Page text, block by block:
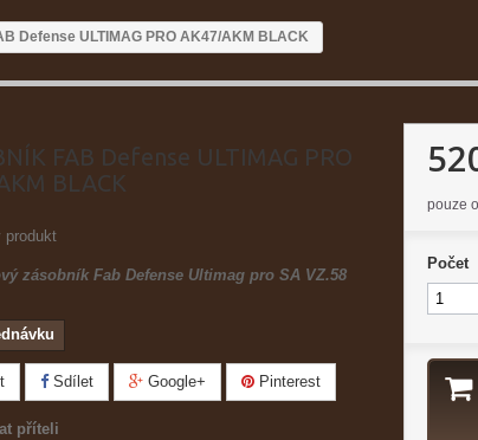
Defense ULTIMAG PRO AK47/AKM BLACK
FAB Defense ULTIMAG PRO
BLACK
produkt
zásobník Fab Defense Ultimag pro SA VZ.58
Sdílet Google+ Pinterest
příteli
pouze
Počet